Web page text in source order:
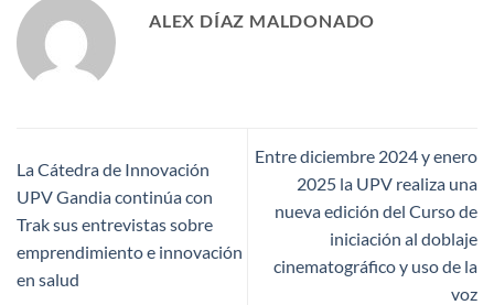
ALEX DÍAZ MALDONADO
La Cátedra de Innovación
UPV Gandia continúa con
Trak sus entrevistas sobre
emprendimiento e innovación
en salud
Entre diciembre 2024 y enero
2025 la UPV realiza una
nueva edición del Curso de
iniciación al doblaje
cinematográfico y uso de la
voz